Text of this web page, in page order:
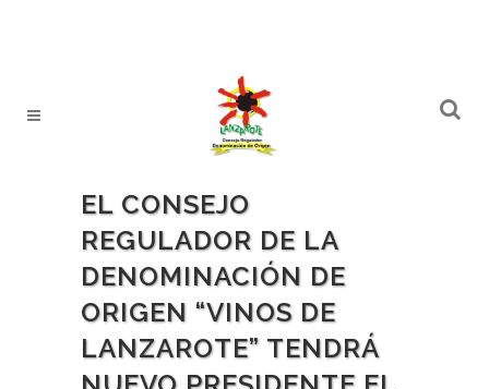
EL CONSEJO
REGULADOR DE LA
DENOMINACIÓN DE
ORIGEN “VINOS DE
LANZAROTE” TENDRÁ